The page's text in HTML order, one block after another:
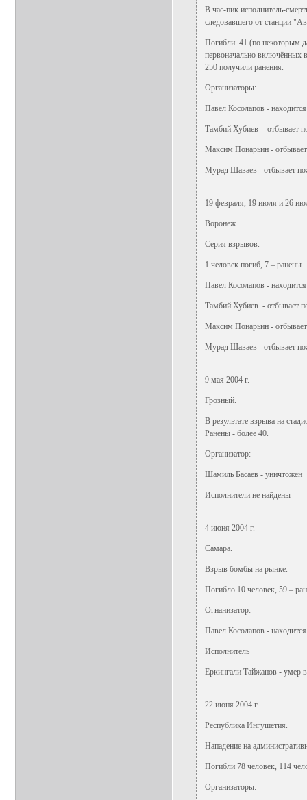
В час-пик исполнитель-
следовавшего от станции
Погибли 41 (по некоторым
первоначально включённых
250 получили ранения.
Организаторы:
Павел Косолапов -
Тамбий Хубиев - отбывает
Максим Понарьин -
Мурад Шаваев - отбывает
19 февраля, 19 июля и 26
Воронеж.
Серия взрывов.
1 человек погиб, 7 – ранены.
Павел Косолапов -
Тамбий Хубиев - отбывает
Максим Понарьин -
Мурад Шаваев - отбывает
9 мая 2004 г.
Грозный.
В результате взрыва на
Ранены - более 40.
Организатор:
Шамиль Басаев - уничтожен
Исполнители не найдены
4 июня 2004 г.
Самара.
Взрыв бомбы на рынке.
Погибло 10 человек, 59 –
Огнанизатор:
Павел Косолапов -
Исполнитель
Еркингали Тайжанов - умер
22 июня 2004 г.
Республика Ингушетия.
Нападение на
Погибли 78 человек, 114
Организаторы: